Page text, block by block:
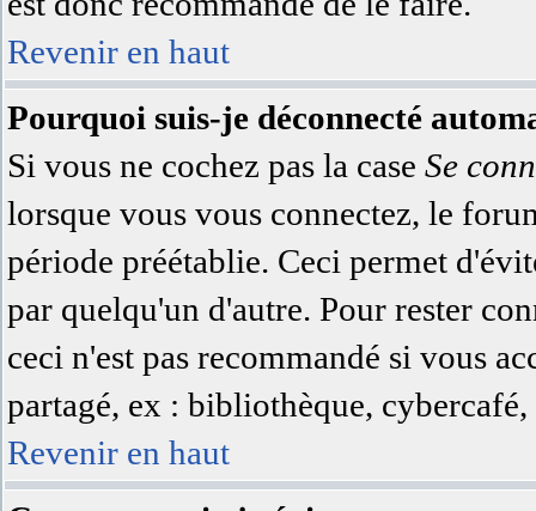
Revenir en haut
Pourquoi suis-je déconnecté
Si vous ne cochez pas la case Se
lorsque vous vous connectez, le
période préétablie. Ceci permet
par quelqu'un d'autre. Pour rester
ceci n'est pas recommandé si vous
partagé, ex : bibliothèque,
Revenir en haut